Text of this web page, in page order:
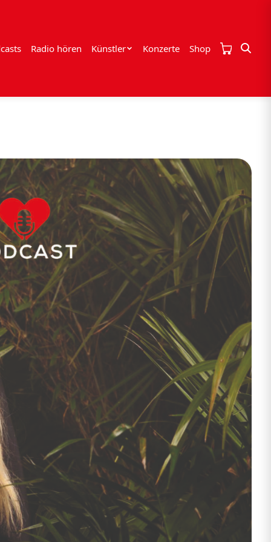
Radio hören Künstler Konzerte Shop